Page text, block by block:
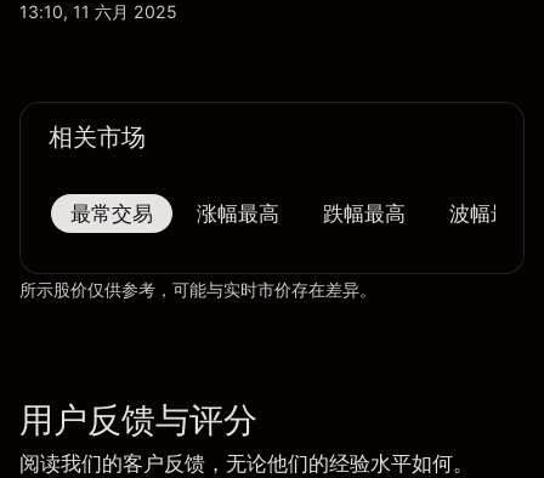
13:10, 11 六月 2025
相关市场
最常交易 涨幅最高 跌幅最高 波幅最大
所示股价仅供参考，可能与实时市价存在差异。
用户反馈与评分
阅读我们的客户反馈，无论他们的经验水平如何。